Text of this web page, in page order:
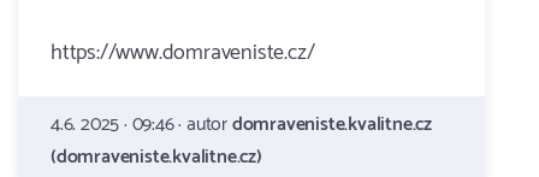
https://www.domraveniste.cz/
4.6. 2025 · 09:46 · autordomraveniste.kvalitne.cz
(domraveniste.kvalitne.cz)